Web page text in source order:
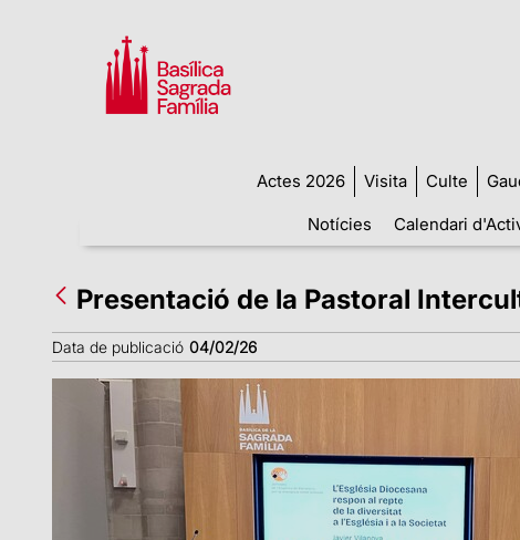
Actes 2026 Visita Culte
Notícies
Calendari
Presentació de la Pastoral
Data de publicació 04/02/26